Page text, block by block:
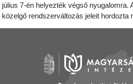
július 7-én helyezték végső nyugalomra.
közelgő rendszerváltozás jeleit hordozta